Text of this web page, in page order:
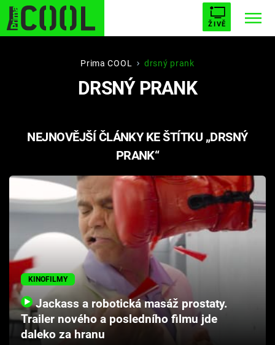
ŽIVĚ
STARHOUSE BUFFY, PŘEMOŽITELKA UPÍRŮ
PLNEJ KOTEL AVENGERS 5
Filmy
Hry
Cool Esport
Pořady
Prima COOL drsný prank
DRSNÝ PRANK
NEJNOVĚJŠÍ ČLÁNKY KE ŠTÍTKU „DRSNÝ
PRANK“
KINOFILMY
Jackass a robotická masáž prostaty.
Trailer nového a posledního filmu jde
daleko za hranu